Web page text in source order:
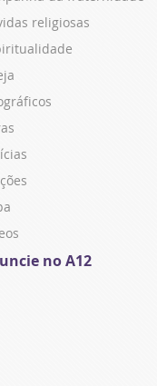
religiosas
no A12